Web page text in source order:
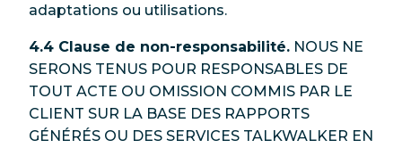
adaptations ou utilisations.
4.4 Clause de non-responsabilité. NOUS NE
SERONS TENUS POUR RESPONSABLES DE
TOUT ACTE OU OMISSION COMMIS PAR LE
CLIENT SUR LA BASE DES RAPPORTS
GÉNÉRÉS OU DES SERVICES TALKWALKER EN